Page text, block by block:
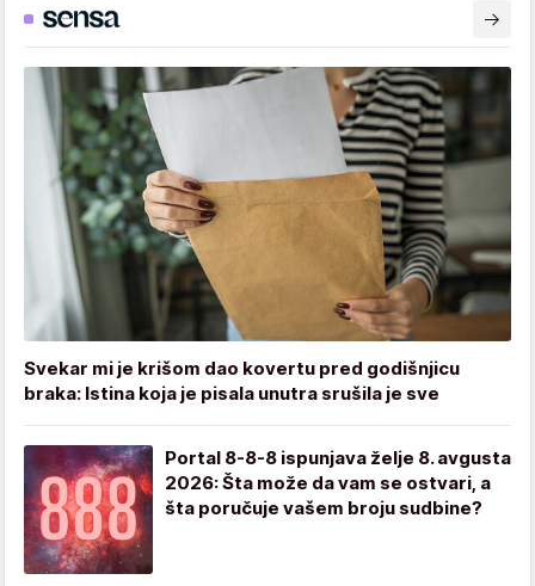
Svekar mi je krišom dao kovertu pred godišnjicu
braka: Istina koja je pisala unutra srušila je sve
Portal 8-8-8 ispunjava želje 8. avgusta
2026: Šta može da vam se ostvari, a
šta poručuje vašem broju sudbine?